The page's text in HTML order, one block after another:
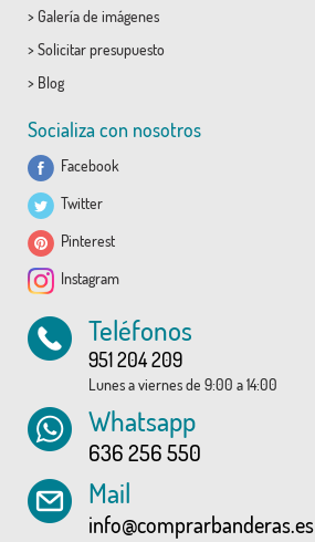
> Galería de imágenes
> Solicitar presupuesto
> Blog
Socializa con nosotros
Facebook
Twitter
Pinterest
Instagram
Teléfonos
951 204 209
Lunes a viernes de 9:00 a 14:00
Whatsapp
636 256 550
Mail
info@comprarbanderas.es